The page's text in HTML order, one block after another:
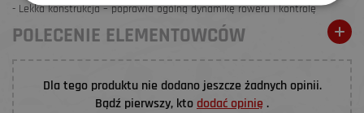
- Lekka konstrukcja – poprawia ogólną dynamikę roweru i kontrolę
POLECENIE ELEMENTOWCÓW
Dla tego produktu nie dodano jeszcze żadnych opinii.
Bądź pierwszy, kto dodać opinię .